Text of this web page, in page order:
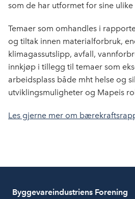
som de har utformet for sine
Temaer som omhandles i
og tiltak innen materialforbruk,
klimagassutslipp, avfall,
innkjøp i tillegg til temaer som
arbeidsplass både mht helse og
utviklingsmuligheter og Mapeis
Les gjerne mer om
Byggevareindustriens Forening